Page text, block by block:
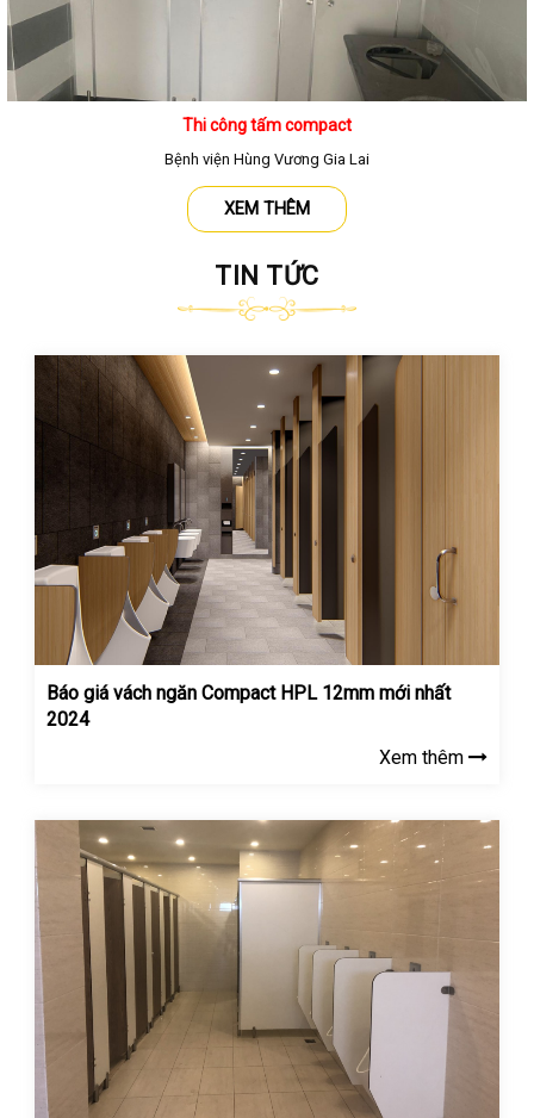
Thi công tấm compact
Bệnh viện Hùng Vương Gia Lai
XEM THÊM
TIN TỨC
Báo giá vách ngăn Compact HPL 12mm mới nhất
2024
Xem thêm